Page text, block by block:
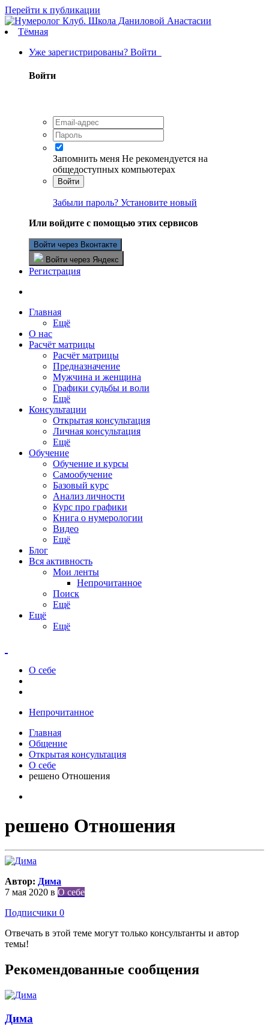
Перейти к публикации
Тёмная
Уже зарегистрированы? Войти
Войти
Запомнить меня Не рекомендуется на
общедоступных компьютерах
Войти
Забыли пароль? Установите новый
Или войдите с помощью этих сервисов
Войти через Вконтакте
Войти через Яндекс
Регистрация
Главная
Ещё
О нас
Расчёт матрицы
Расчёт матрицы
Предназначение
Мужчина и женщина
Графики судьбы и воли
Ещё
Консультации
Открытая консультация
Личная консультация
Ещё
Обучение
Обучение и курсы
Самообучение
Базовый курс
Анализ личности
Курс про графики
Книга о нумерологии
Видео
Ещё
Блог
Вся активность
Мои ленты
Непрочитанное
Поиск
Ещё
Ещё
Ещё
О себе
Непрочитанное
Главная
Общение
Открытая консультация
О себе
решено Отношения
решено Отношения
Автор: Дима
7 мая 2020 в О себе
Подписчики 0
Отвечать в этой теме могут только консультанты и автор
темы!
Рекомендованные сообщения
Дима